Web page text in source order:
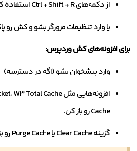
از دکمه‌های Ctrl + Shift + R استفاده کن.
یا وارد تنظیمات مرورگر بشو و کش رو
برای افزونه‌های کش وردپرس:
وارد پیشخوان بشو (اگه در دسترسه)
Cache رو باز کن.
گزینه Clear Cache یا Purge Cache رو بزن.